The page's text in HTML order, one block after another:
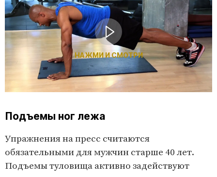
НАЖМИ И СМОТРИ
Подъемы ног лежа
Упражнения на пресс считаются
обязательными для мужчин старше 40 лет.
Подъемы туловища активно задействуют